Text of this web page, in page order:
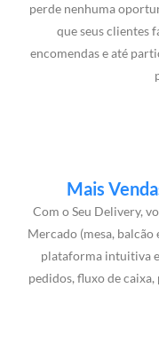
perde nenhuma
que seus clientes
encomendas e até
Mais
Com o Seu Delivery,
Mercado (mesa,
plataforma intuitiva
pedidos, fluxo de